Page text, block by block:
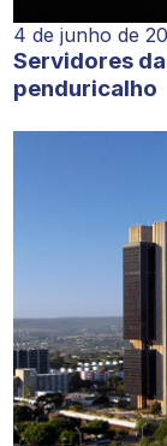
4 de junho de
Servidores
penduricalho